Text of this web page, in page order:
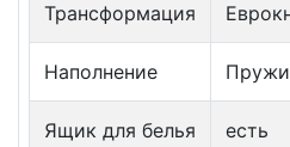
Трансформация
Наполнение
Ящик для белья есть